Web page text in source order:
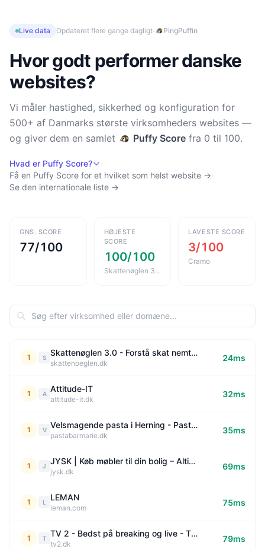
Live data Opdateret flere gange dagligt· PingPuffin
Hvor godt performer danske
websites?
Vi måler hastighed, sikkerhed og konfiguration for
500+ af Danmarks største virksomheders websites —
og giver dem en samlet
Puffy Score fra 0 til 100.
Hvad er Puffy Score?
·
Få en Puffy Score for et hvilket som helst website →·
Se den internationale liste →
GNS. SCORE
77/100
HØJESTE
SCORE
100/100
Skattenøglen 3.0 - Forstå skat nemt på rekordtid
LAVESTE SCORE
3/100
Cramo
1 S Skattenøglen 3.0 - Forstå skat nemt på rekordtid
skattenoeglen.dk
24ms
1 A Attitude-IT
attitude-it.dk
32ms
1 V Velsmagende pasta i Herning - Pastabar Marie
pastabarmarie.dk
35ms
1 J JYSK | Køb møbler til din bolig – Altid gode tilbud ✓
jysk.dk
69ms
1 L LEMAN
leman.com
75ms
1 T TV 2 - Bedst på breaking og live - TV 2
tv2.dk
79ms